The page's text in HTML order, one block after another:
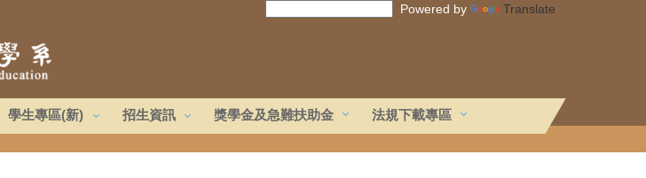
Powered by Translate
學生專區(新) 招生資訊 獎學金及急難扶助金 法規下載專區